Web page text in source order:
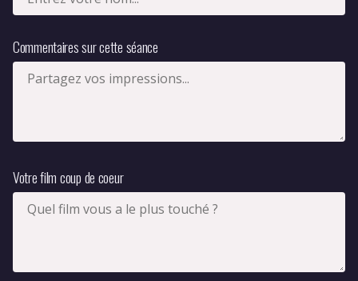
Commentaires sur cette séance
Votre film coup de coeur